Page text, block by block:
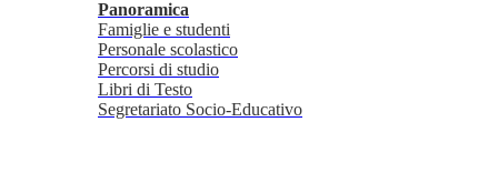
Panoramica
Famiglie e studenti
Personale scolastico
Percorsi di studio
Libri di Testo
Segretariato Socio-Educativo